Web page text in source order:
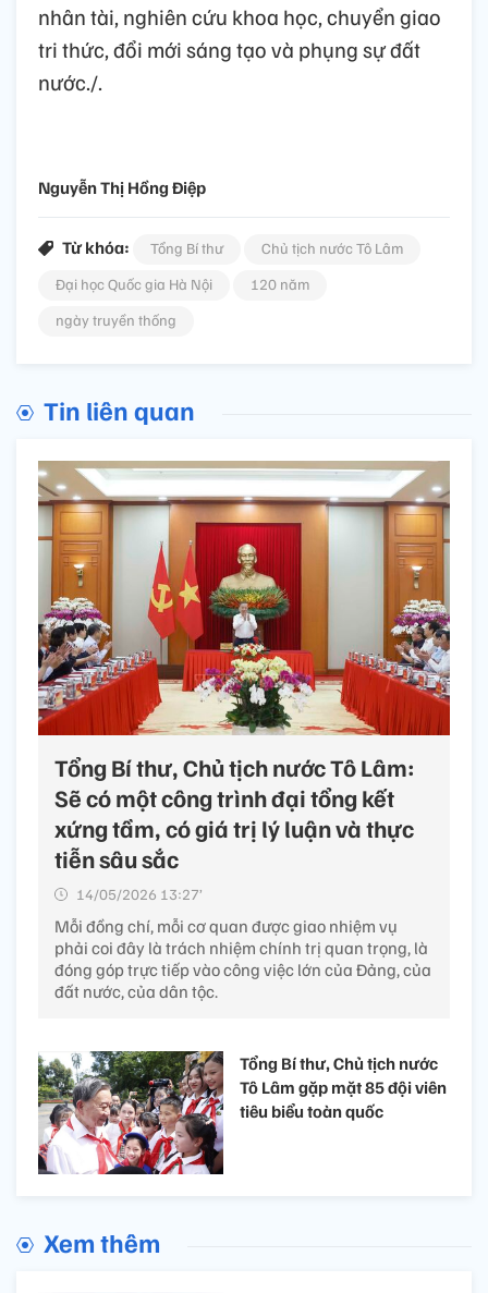
nhân tài, nghiên cứu khoa học, chuyển giao
tri thức, đổi mới sáng tạo và phụng sự đất
nước./.
Nguyễn Thị Hồng Điệp
Từ khóa: Tổng Bí thư
Chủ tịch nước Tô Lâm
Đại học Quốc gia Hà Nội
120 năm
ngày truyền thống
Tin liên quan
Tổng Bí thư, Chủ tịch nước Tô Lâm:
Sẽ có một công trình đại tổng kết
xứng tầm, có giá trị lý luận và thực
tiễn sâu sắc
14/05/2026 13:27’
Mỗi đồng chí, mỗi cơ quan được giao nhiệm vụ
phải coi đây là trách nhiệm chính trị quan trọng, là
đóng góp trực tiếp vào công việc lớn của Đảng, của
đất nước, của dân tộc.
Tổng Bí thư, Chủ tịch nước
Tô Lâm gặp mặt 85 đội viên
tiêu biểu toàn quốc
Xem thêm